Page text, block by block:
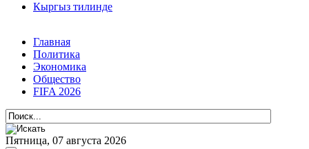
Кыргыз тилинде
Главная
Политика
Экономика
Общество
FIFA 2026
Пятница, 07 августа 2026